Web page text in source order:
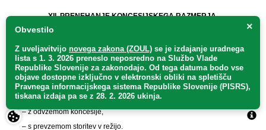
XII. PRENEHANJE KONCESIJSKEGA RAZMERJA
Koncesijsko razmerje preneha:
– s prenehanjem koncesijske pogodbe,
– s prenehanjem koncesionarja,
– z odkupom koncesije,
– z odvzemom koncesije,
– s prevzemom storitev v režijo.
×
Obvestilo
Z uveljavitvijo novega zakona (ZOUL) se je izdajanje uradnega
lista s 1. 3. 2026 preneslo neposredno na Službo Vlade
Republike Slovenije za zakonodajo. Od tega datuma bodo vse
objave dostopne izključno v elektronski obliki na spletišču
Pravnega informacijskega sistema Republike Slovenije (PISRS),
tiskana izdaja pa se z 28. 2. 2026 ukinja.